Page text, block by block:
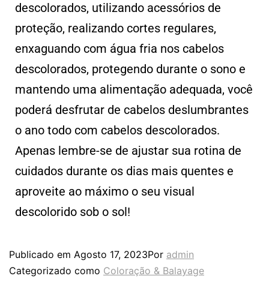
descolorados, utilizando acessórios de
proteção, realizando cortes regulares,
enxaguando com água fria nos cabelos
descolorados, protegendo durante o sono e
mantendo uma alimentação adequada, você
poderá desfrutar de cabelos deslumbrantes
o ano todo com cabelos descolorados.
Apenas lembre-se de ajustar sua rotina de
cuidados durante os dias mais quentes e
aproveite ao máximo o seu visual
descolorido sob o sol!
Publicado em Agosto 17, 2023Por admin
Categorizado como Coloração & Balayage